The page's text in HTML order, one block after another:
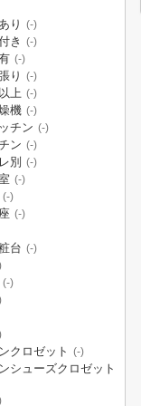
り (-)
き (-)
(-)
り (-)
上 (-)
機 (-)
チン (-)
ン (-)
別 (-)
(-)
(-)
(-)
台 (-)
(-)
クロゼット (-)
シューズクロゼット